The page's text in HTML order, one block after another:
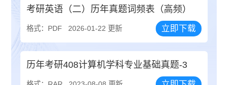
考研英语（二）历年真题词频表（高频）
格式：PDF 2026-01-22 更新 立即下载
历年考研408计算机学科专业基础真题-3